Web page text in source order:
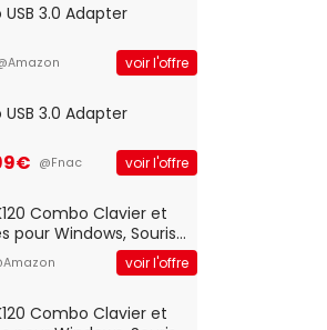
USB 3.0 Adapter
voir l'offre
USB 3.0 Adapter
@Fnac voir l'offre
Combo Clavier et
pour Windows, Souris
Connexion USB Plug
Taille
- Noir
voir l'offre
Combo Clavier et